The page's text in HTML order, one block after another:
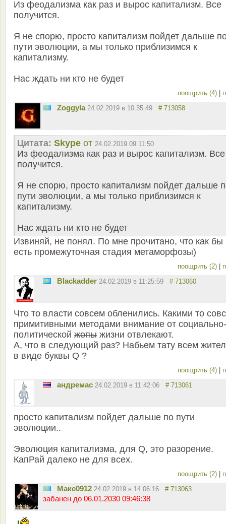
Из феодализма как раз и вырос капитализм. Все
получится.
Я не спорю, просто капитализм пойдет дальше
пути эволюции, а мы только приблизимся к
капитализму.
Нас ждать ни кто не будет
поощрить (4)
Zoggyla 24.02.2019 в 10:35:49 # 713058
Цитата: Skype от 24.02.2019 09:11:50
Из феодализма как раз и вырос капитализм. Все
получится.
Я не спорю, просто капитализм пойдет дальше
пути эволюции, а мы только приблизимся к
капитализму.
Нас ждать ни кто не будет
Извиняй, не понял. По мне прочитано, что как бы
есть промежуточная стадия метаморфозы)
поощрить (2)
Blackadder 24.02.2019 в 11:25:59 # 713060
Что то власти совсем обленились. Какими то
примитивными методами внимание от социально-
политической жопы жизни отвлекают.
А, что в следующий раз? Набьем тату всем
в виде буквы Q ?
поощрить (4)
андремас 24.02.2019 в 11:42:06 # 713061
просто капитализм пойдет дальше по пути
эволюции..
Эволюция капитализма, для Q, это разорение.
КапРай далеко не для всех.
поощрить (2)
Маке0912 24.02.2019 в 14:06:16 # 713063
забанен до 06.01.2030 09:46:38